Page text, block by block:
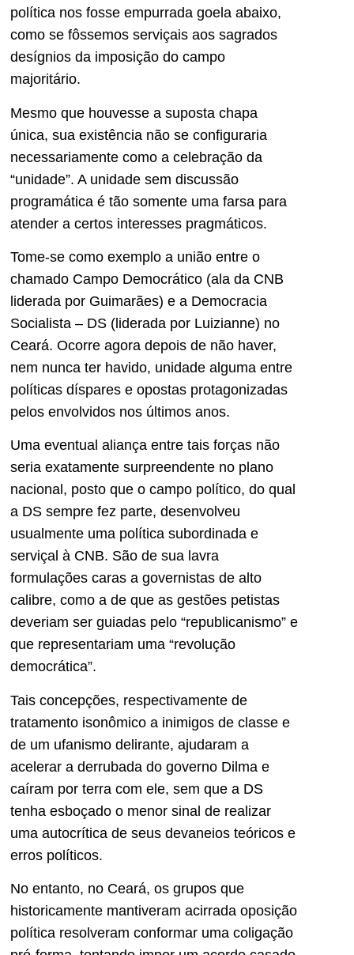
política nos fosse empurrada goela abaixo,
como se fôssemos serviçais aos sagrados
desígnios da imposição do campo
majoritário.
Mesmo que houvesse a suposta chapa
única, sua existência não se configuraria
necessariamente como a celebração da
“unidade”. A unidade sem discussão
programática é tão somente uma farsa para
atender a certos interesses pragmáticos.
Tome-se como exemplo a união entre o
chamado Campo Democrático (ala da CNB
liderada por Guimarães) e a Democracia
Socialista – DS (liderada por Luizianne) no
Ceará. Ocorre agora depois de não haver,
nem nunca ter havido, unidade alguma entre
políticas díspares e opostas protagonizadas
pelos envolvidos nos últimos anos.
Uma eventual aliança entre tais forças não
seria exatamente surpreendente no plano
nacional, posto que o campo político, do qual
a DS sempre fez parte, desenvolveu
usualmente uma política subordinada e
serviçal à CNB. São de sua lavra
formulações caras a governistas de alto
calibre, como a de que as gestões petistas
deveriam ser guiadas pelo “republicanismo” e
que representariam uma “revolução
democrática”.
Tais concepções, respectivamente de
tratamento isonômico a inimigos de classe e
de um ufanismo delirante, ajudaram a
acelerar a derrubada do governo Dilma e
caíram por terra com ele, sem que a DS
tenha esboçado o menor sinal de realizar
uma autocrítica de seus devaneios teóricos e
erros políticos.
No entanto, no Ceará, os grupos que
historicamente mantiveram acirrada oposição
política resolveram conformar uma coligação